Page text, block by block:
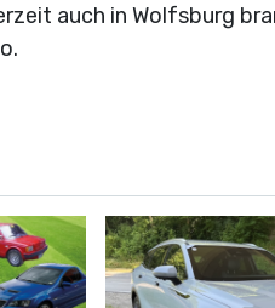
auch in Wolfsburg